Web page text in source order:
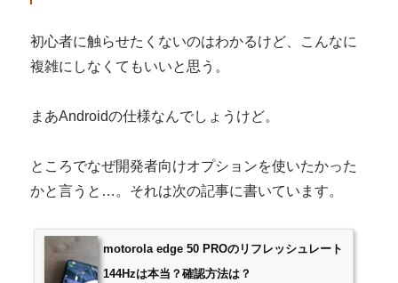
初心者に触らせたくないのはわかるけど、こんなに
複雑にしなくてもいいと思う。
まあAndroidの仕様なんでしょうけど。
ところでなぜ開発者向けオプションを使いたかった
かと言うと…。それは次の記事に書いています。
motorola edge 50 PROのリフレッシュレート
144Hzは本当？確認方法は？